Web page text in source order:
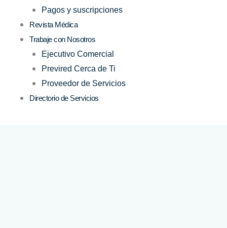
Pagos y suscripciones
Revista Médica
Trabaje con Nosotros
Ejecutivo Comercial
Previred Cerca de Ti
Proveedor de Servicios
Directorio de Servicios